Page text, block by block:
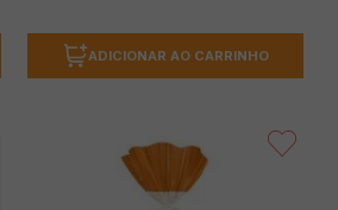
ADICIONAR AO CARRINHO